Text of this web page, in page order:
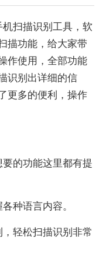
扫描识别工具，软
描功能，给大家带
作使用，全部功能
识别出详细的信
更多的便利，操作
的功能这里都有提
种语言内容。
轻松扫描识别非常